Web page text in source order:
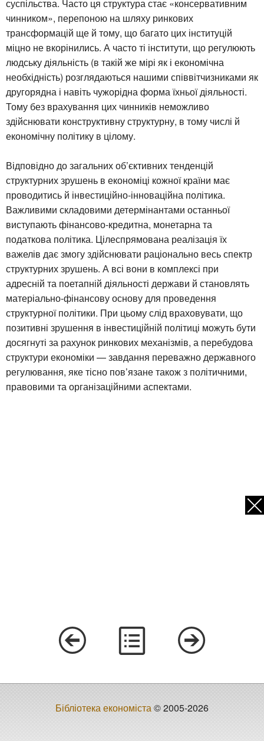
суспільства. Часто ця структура стає «консервативним
чинником», перепоною на шляху ринкових
трансформацій ще й тому, що багато цих інституцій
міцно не вкорінились. А часто ті інститути, що регулюють
людську діяльність (в такій же мірі як і економічна
необхідність) розглядаються нашими співвітчизниками як
другорядна і навіть чужорідна форма їхньої діяльності.
Тому без врахування цих чинників неможливо
здійснювати конструктивну структурну, в тому числі й
економічну політику в цілому.
Відповідно до загальних об’єктивних тенденцій
структурних зрушень в економіці кожної країни має
проводитись й інвестиційно-інноваційна політика.
Важливими складовими детермінантами останньої
виступають фінансово-кредитна, монетарна та
податкова політика. Цілеспрямована реалізація їх
важелів дає змогу здійснювати раціонально весь спектр
структурних зрушень. А всі вони в комплексі при
адресній та поетапній діяльності держави й становлять
матеріально-фінансову основу для проведення
структурної політики. При цьому слід враховувати, що
позитивні зрушення в інвестиційній політиці можуть бути
досягнуті за рахунок ринкових механізмів, а перебудова
структури економіки — завдання переважно державного
регулювання, яке тісно пов’язане також з політичними,
правовими та організаційними аспектами.
Бібліотека економіста© 2005-2026